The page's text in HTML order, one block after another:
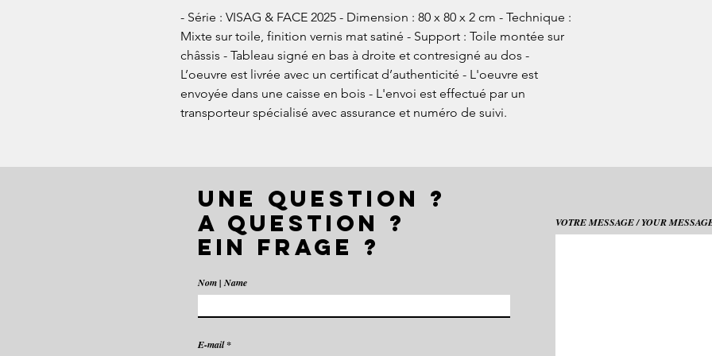
- Série : VISAG & FACE 2025 - Dimension : 80 x 80 x 2 cm - Technique :
Mixte sur toile, finition vernis mat satiné - Support : Toile montée sur
châssis - Tableau signé en bas à droite et contresigné au dos -
L’oeuvre est livrée avec un certificat d’authenticité - L'oeuvre est
envoyée dans une caisse en bois - L'envoi est effectué par un
transporteur spécialisé avec assurance et numéro de suivi.
EIN FRAGE ?
UNE QUESTION ?
A QUESTION ?
Nom | Name
E-mail
VOTRE MESSAGE / YOUR